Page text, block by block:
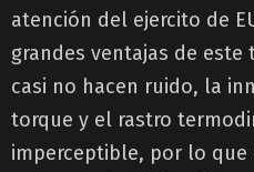
atención del ejercito de
grandes ventajas de
casi no hacen ruido, la
torque y el rastro
imperceptible, por lo que